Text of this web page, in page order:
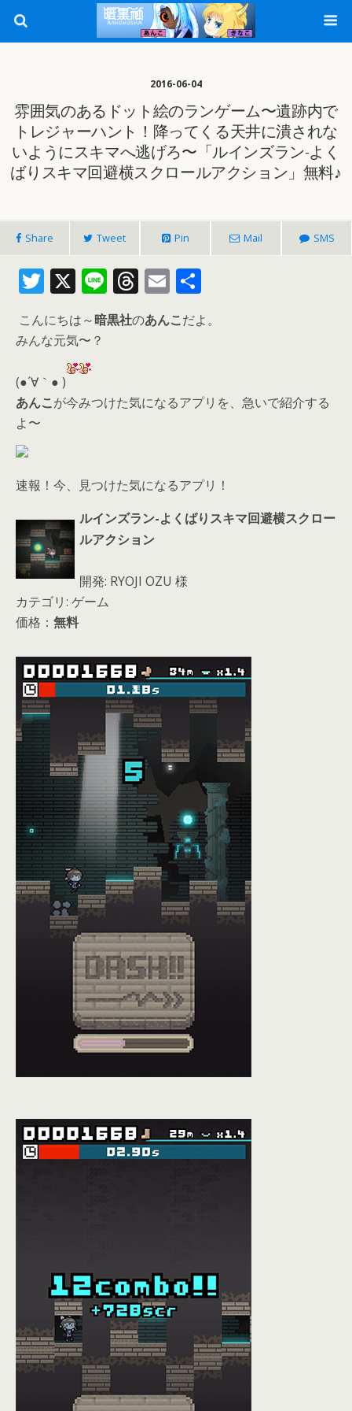
2016-06-04
雰囲気のあるドット絵のランゲーム〜遺跡内で
トレジャーハント！降ってくる天井に潰されな
いようにスキマへ逃げろ〜「ルインズラン-よく
ばりスキマ回避横スクロールアクション」無料♪
Share Tweet Pin Mail SMS
T
itt
er
X Li
n
e
T
h
re
s
E
m
ai
有
こんにちは～暗黒社のあんこだよ。
みんな元気〜？
(●´∀｀● )
あんこが今みつけた気になるアプリを、急いで紹介する
よ〜
速報！今、見つけた気になるアプリ！
ルインズラン-よくばりスキマ回避横スクロー
ルアクション
開発: RYOJI OZU 様
カテゴリ: ゲーム
価格： 無料